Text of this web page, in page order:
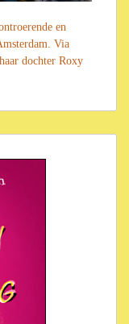
en
Via
dochter Roxy